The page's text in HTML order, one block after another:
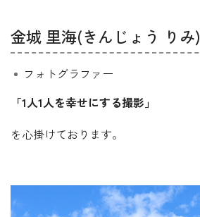
金城 里海(きんじょう りみ)
フォトグラファー
「1人1人を幸せにする撮影」
を心掛けております。